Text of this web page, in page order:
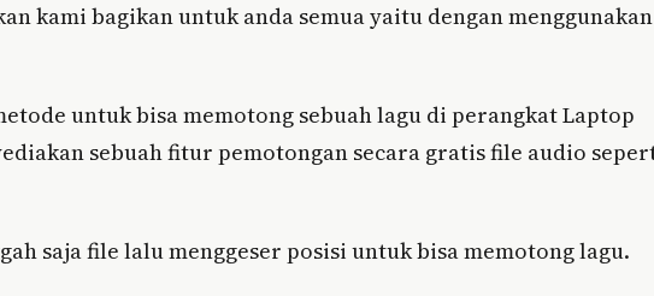
kami bagikan untuk anda semua yaitu dengan menggunakan
untuk bisa memotong sebuah lagu di perangkat Laptop
sebuah fitur pemotongan secara gratis file audio
saja file lalu menggeser posisi untuk bisa memotong lagu.